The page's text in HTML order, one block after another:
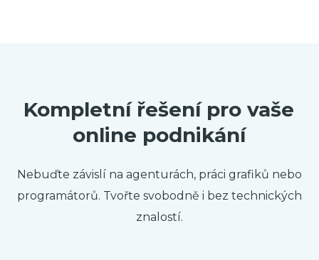
Kompletní řešení pro vaše
online podnikání
Nebuďte závislí na agenturách, práci grafiků nebo
programátorů. Tvořte svobodně i bez technických
znalostí.